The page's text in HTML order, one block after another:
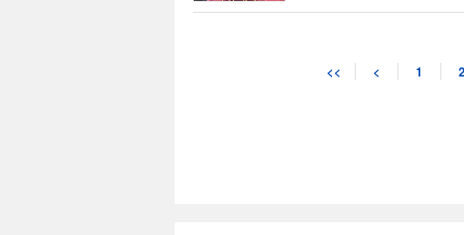
ったフェリクスを変身させて
<< < 1 2